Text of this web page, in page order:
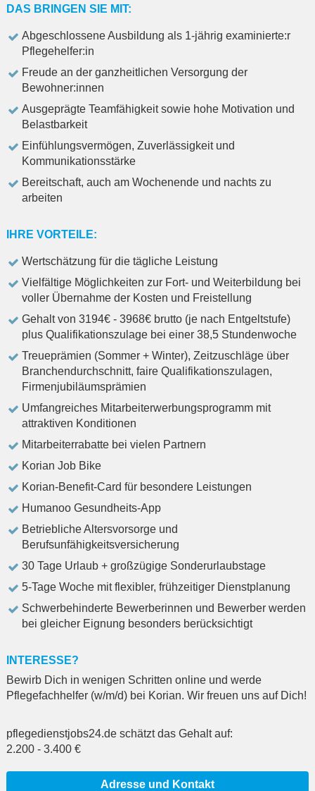
DAS BRINGEN SIE MIT:
Abgeschlossene Ausbildung als 1-jährig examinierte:r
Pflegehelfer:in
Freude an der ganzheitlichen Versorgung der
Bewohner:innen
Ausgeprägte Teamfähigkeit sowie hohe Motivation und
Belastbarkeit
Einfühlungsvermögen, Zuverlässigkeit und
Kommunikationsstärke
Bereitschaft, auch am Wochenende und nachts zu
arbeiten
IHRE VORTEILE:
Wertschätzung für die tägliche Leistung
Vielfältige Möglichkeiten zur Fort- und Weiterbildung bei
voller Übernahme der Kosten und Freistellung
Gehalt von 3194€ - 3968€ brutto (je nach Entgeltstufe)
plus Qualifikationszulage bei einer 38,5 Stundenwoche
Treueprämien (Sommer + Winter), Zeitzuschläge über
Branchendurchschnitt, faire Qualifikationszulagen,
Firmenjubiläumsprämien
Umfangreiches Mitarbeiterwerbungsprogramm mit
attraktiven Konditionen
Mitarbeiterrabatte bei vielen Partnern
Korian Job Bike
Korian-Benefit-Card für besondere Leistungen
Humanoo Gesundheits-App
Betriebliche Altersvorsorge und
Berufsunfähigkeitsversicherung
30 Tage Urlaub + großzügige Sonderurlaubstage
5-Tage Woche mit flexibler, frühzeitiger Dienstplanung
Schwerbehinderte Bewerberinnen und Bewerber werden
bei gleicher Eignung besonders berücksichtigt
INTERESSE?
Bewirb Dich in wenigen Schritten online und werde
Pflegefachhelfer (w/m/d) bei Korian. Wir freuen uns auf Dich!
pflegedienstjobs24.de schätzt das Gehalt auf:
2.200 - 3.400 €
Adresse und Kontakt